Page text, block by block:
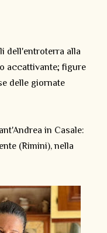
dell'entroterra alla
accattivante; figure
delle giornate
in Casale:
(Rimini), nella